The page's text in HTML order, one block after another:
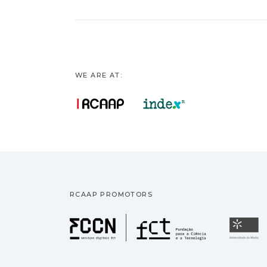
WE ARE AT:
RCAAP PROMOTORS
Fundação